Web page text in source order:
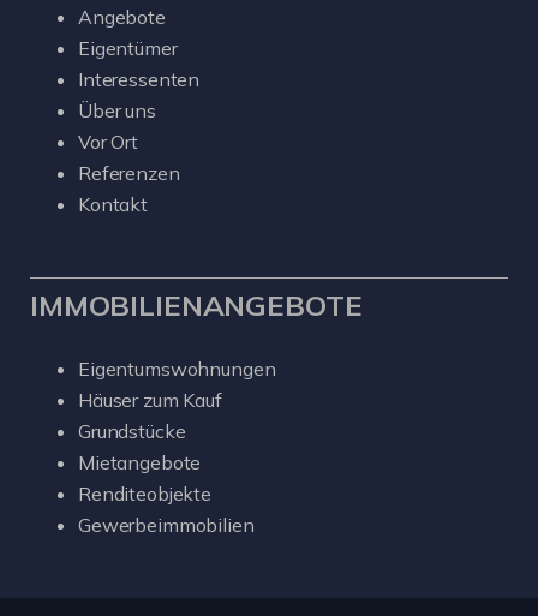
Angebote
Eigentümer
Interessenten
Über uns
Vor Ort
Referenzen
Kontakt
IMMOBILIENANGEBOTE
Eigentumswohnungen
Häuser zum Kauf
Grundstücke
Mietangebote
Renditeobjekte
Gewerbeimmobilien